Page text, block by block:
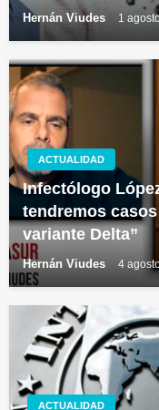
Hernán Viudes 1
ACTUALIDAD
Infectólogo
tendremos
variante Delta”
Hernán Viudes 4
ACTUALIDAD